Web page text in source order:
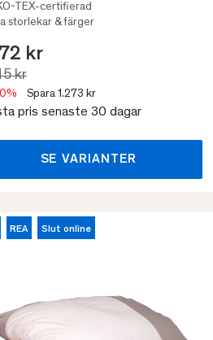
TEX-certifierad
storlekar & färger
kr
kr
Spara 1.273 kr
pris senaste 30 dagar
SE VARIANTER
REA Slut online